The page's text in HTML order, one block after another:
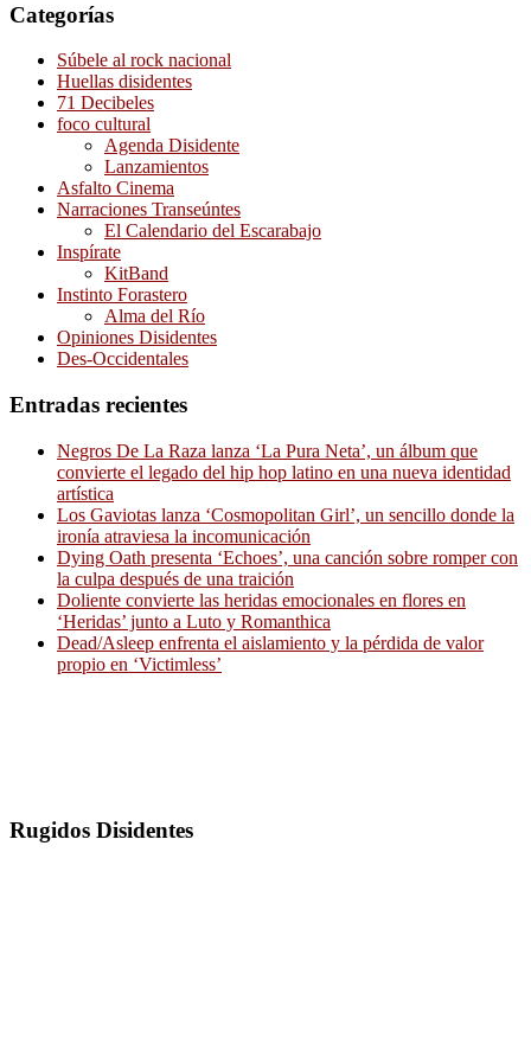
Categorías
Súbele al rock nacional
Huellas disidentes
71 Decibeles
foco cultural
Agenda Disidente
Lanzamientos
Asfalto Cinema
Narraciones Transeúntes
El Calendario del Escarabajo
Inspírate
KitBand
Instinto Forastero
Alma del Río
Opiniones Disidentes
Des-Occidentales
Entradas recientes
Negros De La Raza lanza ‘La Pura Neta’, un álbum que
convierte el legado del hip hop latino en una nueva identidad
artística
Los Gaviotas lanza ‘Cosmopolitan Girl’, un sencillo donde la
ironía atraviesa la incomunicación
Dying Oath presenta ‘Echoes’, una canción sobre romper con
la culpa después de una traición
Doliente convierte las heridas emocionales en flores en
‘Heridas’ junto a Luto y Romanthica
Dead/Asleep enfrenta el aislamiento y la pérdida de valor
propio en ‘Victimless’
Rugidos Disidentes